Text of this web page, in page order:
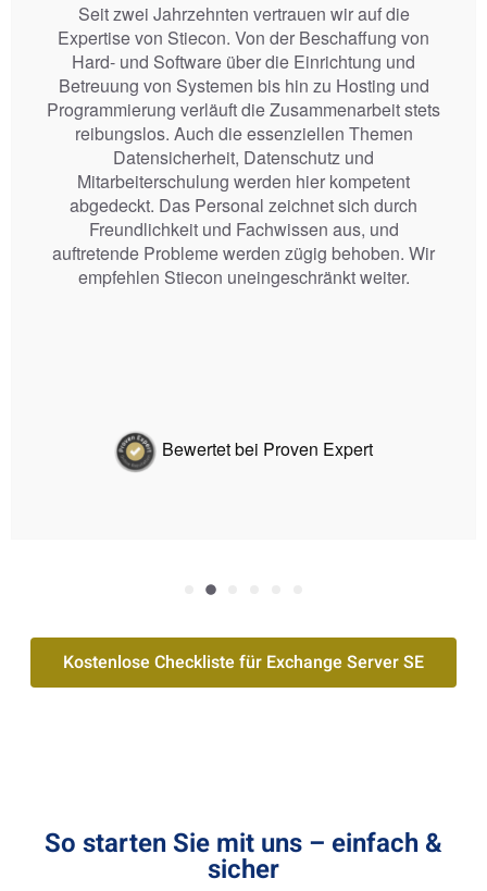
vertrauen wir auf die
Von der Beschaffung von
über die Einrichtung und
bis hin zu Hosting und
die Zusammenarbeit stets
die essenziellen Themen
Datenschutz und
werden hier kompetent
Personal zeichnet sich durch
und Fachwissen aus, und
werden zügig behoben. Wir
uneingeschränkt weiter.
bei Proven Expert
Nach jetzt
beurteilen,
wir in der
Angefangen
Backup2Net,
der Markt
Innovationskraft
ist immer
Kostenlose Checkliste für Exchange Server SE
So starten Sie mit uns – einfach &
sicher